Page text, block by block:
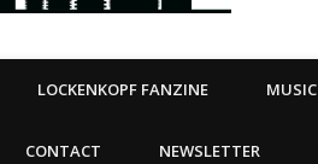
LOCKENKOPF FANZINE MUSIC
CONTACT NEWSLETTER